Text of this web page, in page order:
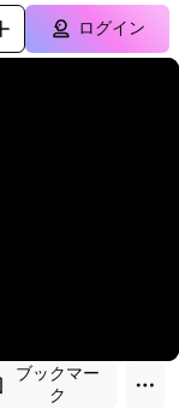
ログイン
ブックマー
ク